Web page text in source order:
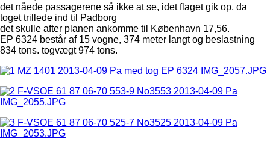
det nåede passagerene så ikke at se, idet flaget gik op, da
toget trillede ind til Padborg
det skulle after planen ankomme til København 17,56.
EP 6324 består af 15 vogne, 374 meter langt og beslastning
834 tons. togvægt 974 tons.